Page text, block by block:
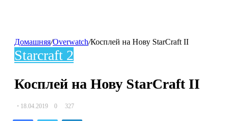
Домашняя/Overwatch/Косплей на Нову StarCraft II
Starcraft 2
Косплей на Нову StarCraft II
18.04.2019 0 327